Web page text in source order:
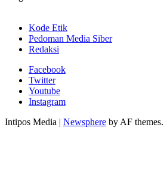
Kode Etik
Pedoman Media Siber
Redaksi
Facebook
Twitter
Youtube
Instagram
Intipos Media | Newsphere by AF themes.